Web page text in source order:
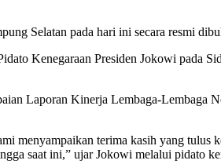
Selatan pada hari ini secara resmi
Kenegaraan Presiden Jokowi pada
Laporan Kinerja Lembaga-
terima kasih yang tulus
saat ini,” ujar Jokowi melalui pidato